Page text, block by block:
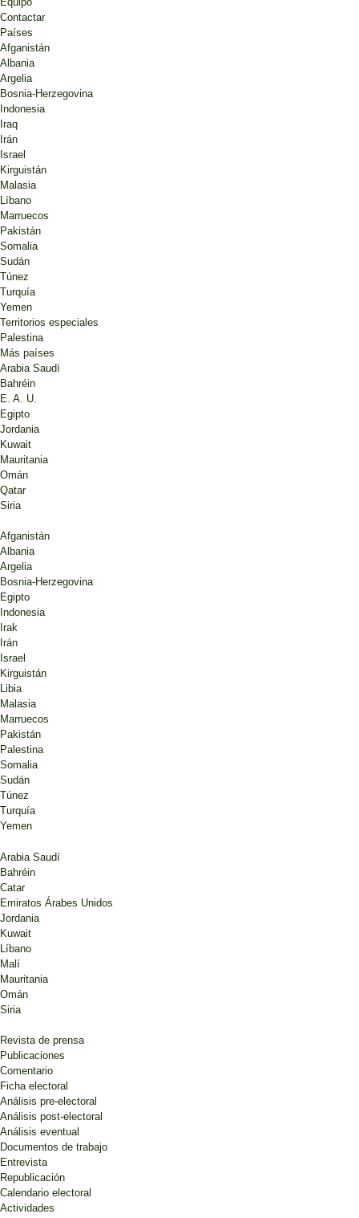
Contactar
Países
Afganistán
Albania
Argelia
Bosnia-Herzegovina
Indonesia
Iraq
Irán
Israel
Kirguistán
Malasia
Líbano
Marruecos
Pakistán
Somalia
Sudán
Túnez
Turquía
Yemen
Territorios especiales
Palestina
Más países
Arabia Saudí
Bahréin
E. A. U.
Egipto
Jordania
Kuwait
Mauritania
Omán
Qatar
Siria
Afganistán
Albania
Argelia
Bosnia-Herzegovina
Egipto
Indonesia
Irak
Irán
Israel
Kirguistán
Libia
Malasia
Marruecos
Pakistán
Palestina
Somalia
Sudán
Túnez
Turquía
Yemen
Arabia Saudí
Bahréin
Catar
Emiratos Árabes Unidos
Jordania
Kuwait
Líbano
Malí
Mauritania
Omán
Siria
Revista de prensa
Publicaciones
Comentario
Ficha electoral
Análisis pre-electoral
Análisis post-electoral
Análisis eventual
Documentos de trabajo
Entrevista
Republicación
Calendario electoral
Actividades